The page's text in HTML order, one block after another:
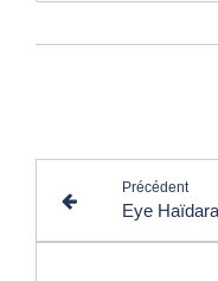
Précédent